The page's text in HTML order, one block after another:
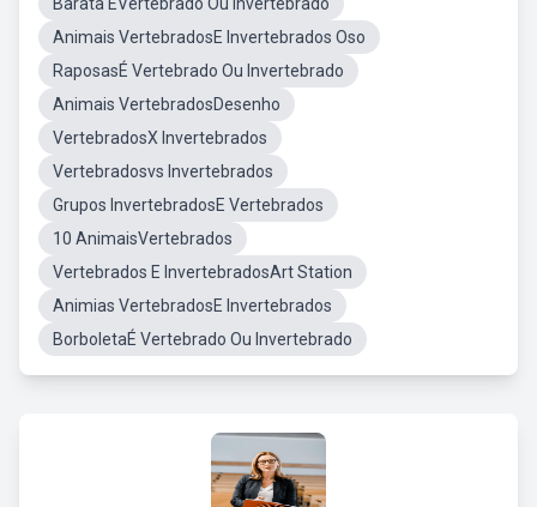
Animais VertebradosE Invertebrados Oso
RaposasÉ Vertebrado Ou Invertebrado
Animais VertebradosDesenho
VertebradosX Invertebrados
Vertebradosvs Invertebrados
Grupos InvertebradosE Vertebrados
10 AnimaisVertebrados
Vertebrados E InvertebradosArt Station
Animias VertebradosE Invertebrados
BorboletaÉ Vertebrado Ou Invertebrado